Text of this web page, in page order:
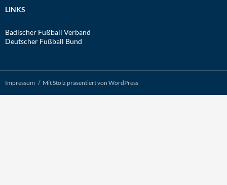
LINKS
Badischer Fußball Verband
Deutscher Fußball Bund
Impressum Mit Stolz präsentiert von WordPress